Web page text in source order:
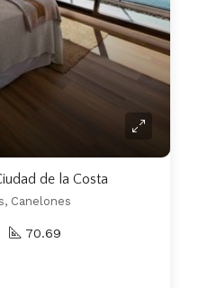
de la Costa
Canelones
70.69